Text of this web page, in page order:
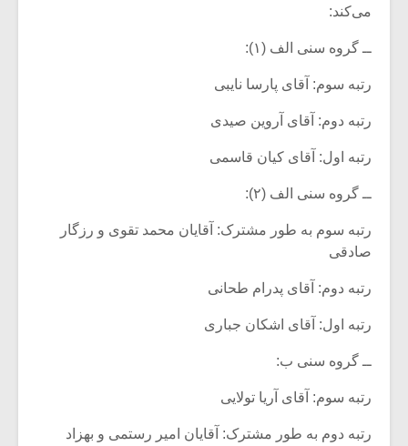
می‌کند:
ــ گروه سنی الف (۱):
رتبه سوم: آقای پارسا نایبی
رتبه دوم: آقای آروین صیدی
رتبه اول: آقای کیان قاسمی
ــ گروه سنی الف (۲):
رتبه سوم به طور مشترک: آقایان محمد تقوی و رزگار
صادقی
رتبه دوم: آقای پدرام طحانی
رتبه اول: آقای اشکان جباری
ــ گروه سنی ب:
رتبه سوم: آقای آریا تولایی
رتبه دوم به طور مشترک: آقایان امیر رستمی و بهزاد